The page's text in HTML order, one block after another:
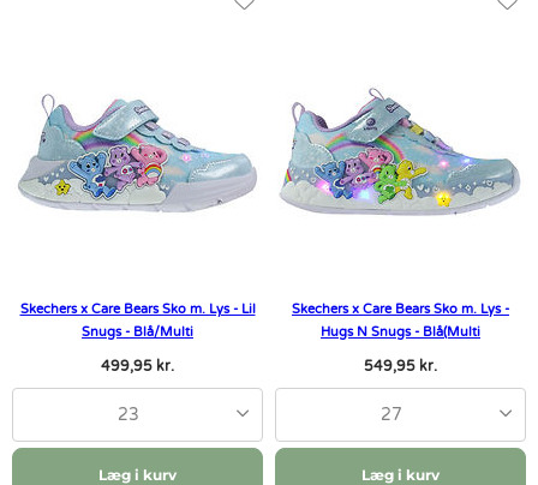
Skechers x Care Bears Sko m. Lys - Lil
Snugs - Blå/Multi
499,95 kr.
23
Læg i kurv
Skechers x Care Bears Sko m. Lys -
Hugs N Snugs - Blå(Multi
549,95 kr.
27
Læg i kurv